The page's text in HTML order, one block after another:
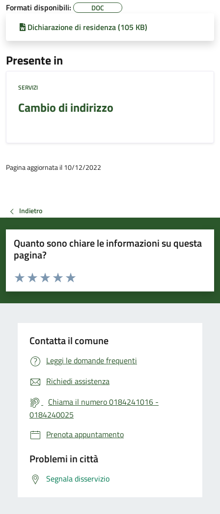
Formati disponibili: DOC
Dichiarazione di residenza (105 KB)
Presente in
SERVIZI
Cambio di indirizzo
Pagina aggiornata il 10/12/2022
Indietro
Quanto sono chiare le informazioni su questa
pagina?
Valuta da 1 a 5 stelle la pagina
Valuta 5 stelle su 5
Valuta 4 stelle su 5
Valuta 3 stelle su 5
Valuta 2 stelle su 5
Valuta 1 stelle su 5
Contatta il comune
Leggi le domande frequenti
Richiedi assistenza
Chiama il numero 0184241016 -
0184240025
Prenota appuntamento
Problemi in città
Segnala disservizio